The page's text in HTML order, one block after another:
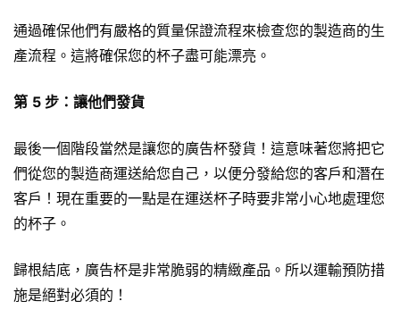
通過確保他們有嚴格的質量保證流程來檢查您的製造商的生
產流程。這將確保您的杯子盡可能漂亮。
第 5 步：讓他們發貨
最後一個階段當然是讓您的廣告杯發貨！這意味著您將把它
們從您的製造商運送給您自己，以便分發給您的客戶和潛在
客戶！現在重要的一點是在運送杯子時要非常小心地處理您
的杯子。
歸根結底，廣告杯是非常脆弱的精緻產品。所以運輸預防措
施是絕對必須的！